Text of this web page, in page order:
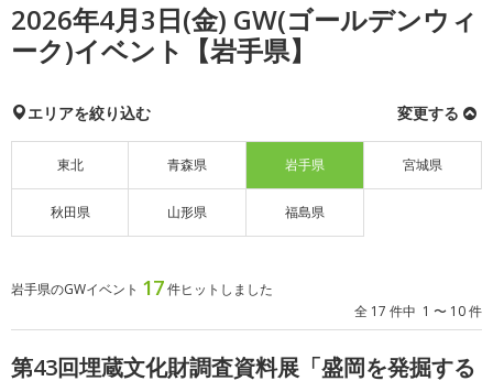
2026年4月3日(金) GW(ゴールデンウィ
ーク)イベント【岩手県】
エリアを絞り込む 変更する
東北 青森県 岩手県 宮城県
秋田県 山形県 福島県
岩手県のGWイベント 17件ヒットしました
全 17 件中 1 〜 10 件
第43回埋蔵文化財調査資料展「盛岡を発掘する